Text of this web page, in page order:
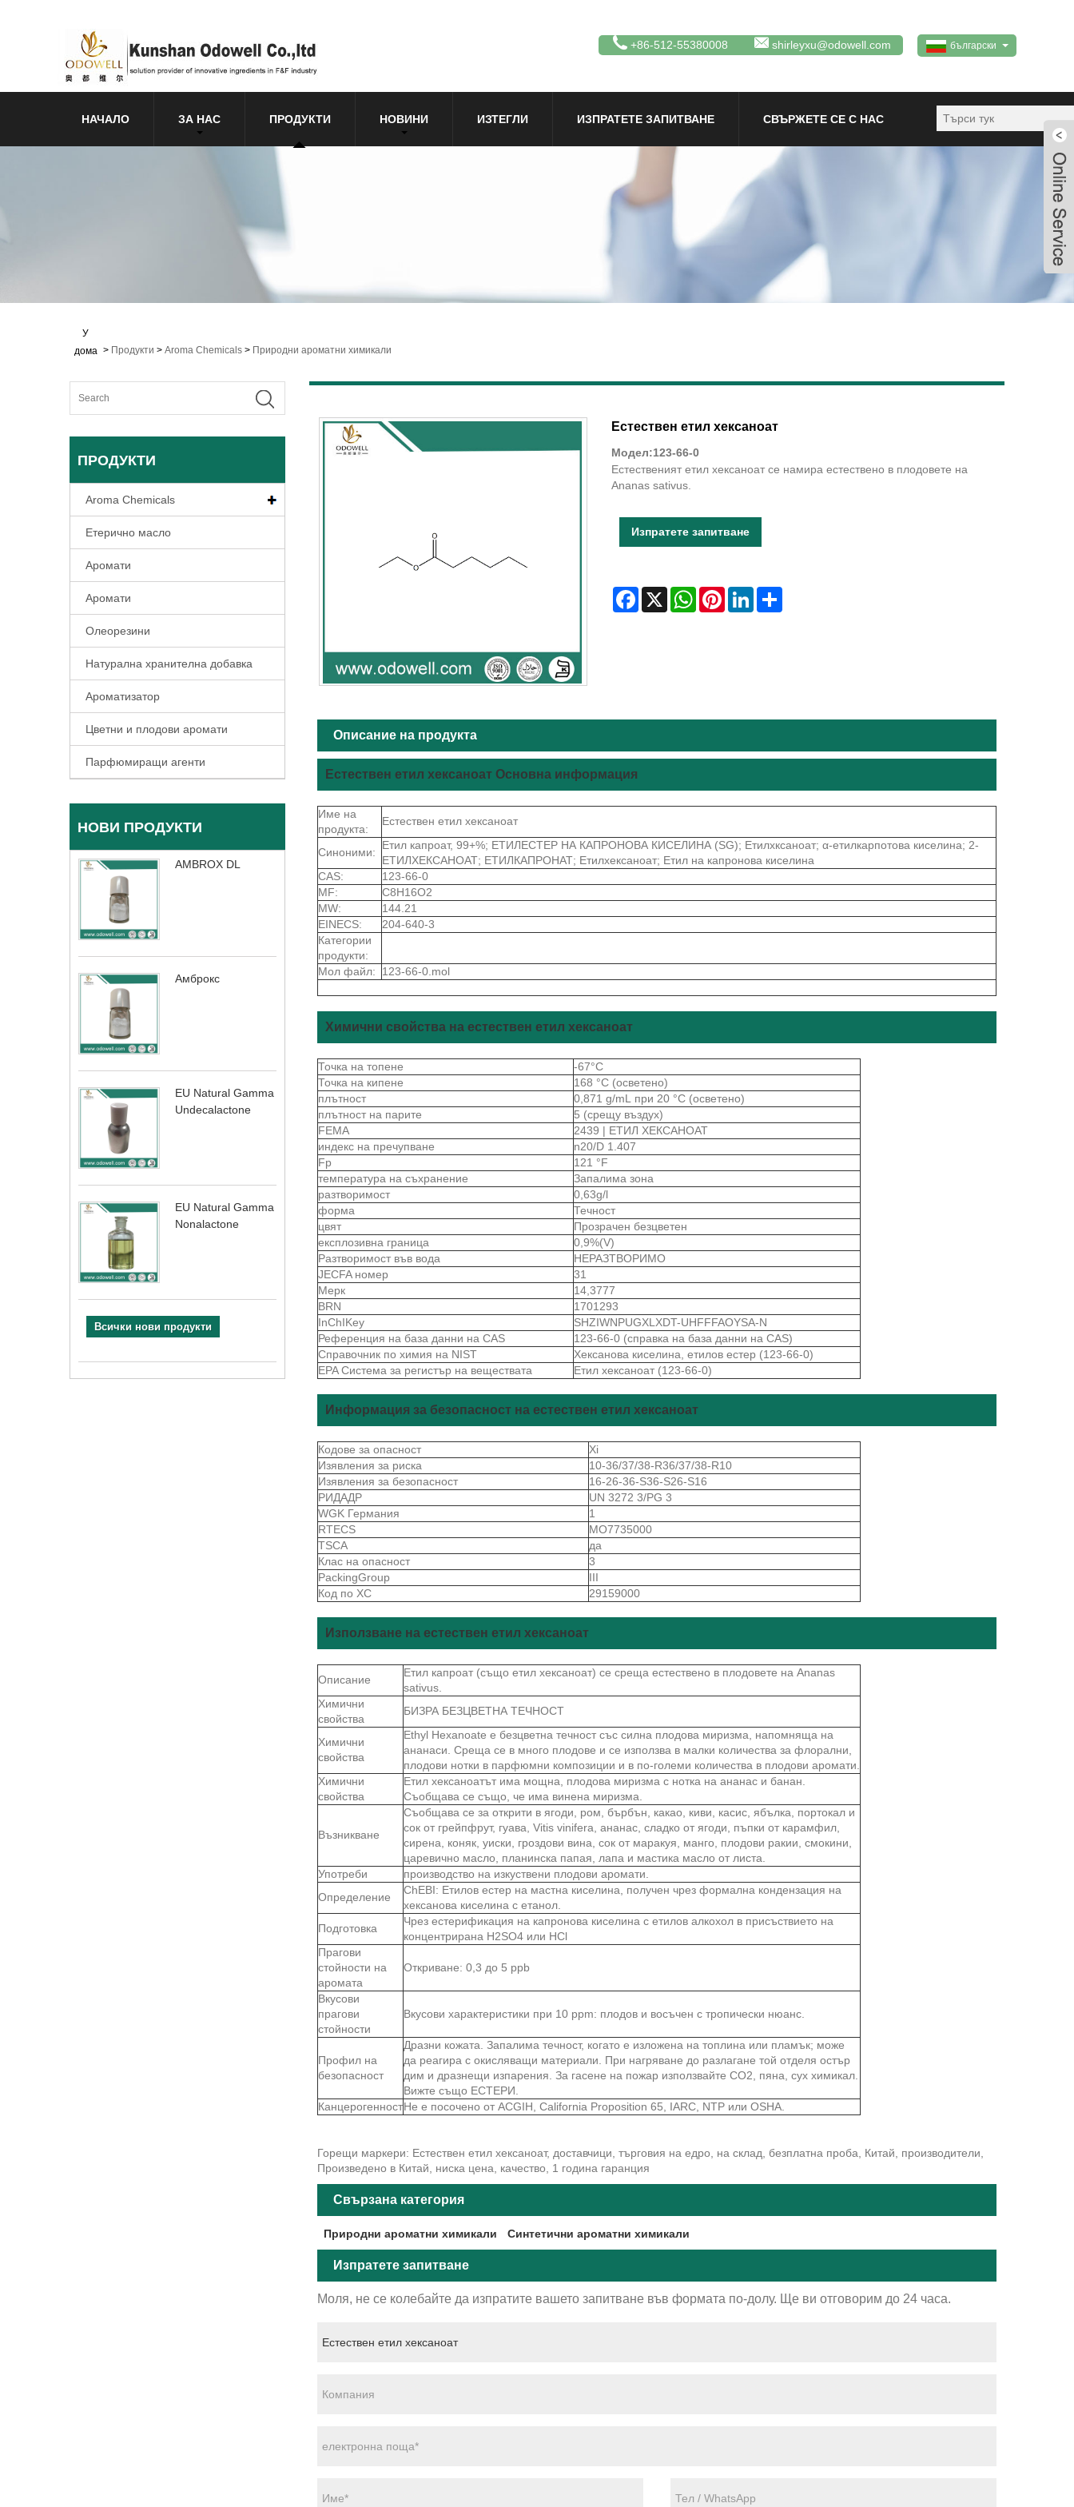
български
+86-512-55380008 shirleyxu@odowell.com
НАЧАЛО ЗА НАС ПРОДУКТИ НОВИНИ ИЗТЕГЛИ ИЗПРАТЕТЕ ЗАПИТВАНЕ СВЪРЖЕТЕ СЕ С НАС
У
дома > Продукти > Aroma Chemicals > Природни ароматни химикали
ПРОДУКТИ
Aroma Chemicals
Етерично масло
Аромати
Аромати
Олеорезини
Натурална хранителна добавка
Ароматизатор
Цветни и плодови аромати
Парфюмиращи агенти
НОВИ ПРОДУКТИ
AMBROX DL
Амброкс
EU Natural Gamma
Undecalactone
EU Natural Gamma
Nonalactone
Всички нови продукти
Естествен етил хексаноат
Модел:123-66-0
Естественият етил хексаноат се намира естествено в плодовете на
Ananas sativus.
Изпратете запитване
Facebook
X WhatsAppPinterestLinkedInShare
Описание на продукта
Естествен етил хексаноат Основна информация
Име на
продукта:
Естествен етил хексаноат
Синоними:
Етил капроат, 99+%; ЕТИЛЕСТЕР НА КАПРОНОВА КИСЕЛИНА (SG); Етилхксаноат; α-етилкарпотова киселина; 2-
ЕТИЛХЕКСАНОАТ; ЕТИЛКАПРОНАТ; Етилхексаноат; Етил на капронова киселина
CAS:
123-66-0
MF:
C8H16O2
MW:
144.21
EINECS:
204-640-3
Категории
продукти:
Мол файл:
123-66-0.mol
Химични свойства на естествен етил хексаноат
Точка на топене
-67°C
Точка на кипене
168 °C (осветено)
плътност
0,871 g/mL при 20 °C (осветено)
плътност на парите
5 (срещу въздух)
FEMA
2439 | ЕТИЛ ХЕКСАНОАТ
индекс на пречупване
n20/D 1.407
Fp
121 °F
температура на съхранение
Запалима зона
разтворимост
0,63g/l
форма
Течност
цвят
Прозрачен безцветен
експлозивна граница
0,9%(V)
Разтворимост във вода
НЕРАЗТВОРИМО
JECFA номер
31
Мерк
14,3777
BRN
1701293
InChIKey
SHZIWNPUGXLXDT-UHFFFAOYSA-N
Референция на база данни на CAS
123-66-0 (справка на база данни на CAS)
Справочник по химия на NIST
Хексанова киселина, етилов естер (123-66-0)
EPA Система за регистър на веществата
Етил хексаноат (123-66-0)
Информация за безопасност на естествен етил хексаноат
Кодове за опасност
Xi
Изявления за риска
10-36/37/38-R36/37/38-R10
Изявления за безопасност
16-26-36-S36-S26-S16
РИДАДР
UN 3272 3/PG 3
WGK Германия
1
RTECS
MO7735000
TSCA
да
Клас на опасност
3
PackingGroup
III
Код по ХС
29159000
Използване на естествен етил хексаноат
Описание
Етил капроат (също етил хексаноат) се среща естествено в плодовете на Ananas
sativus.
Химични
свойства
БИЗРА БЕЗЦВЕТНА ТЕЧНОСТ
Химични
свойства
Ethyl Hexanoate е безцветна течност със силна плодова миризма, напомняща на
ананаси. Среща се в много плодове и се използва в малки количества за флорални,
плодови нотки в парфюмни композиции и в по-големи количества в плодови аромати.
Химични
свойства
Етил хексаноатът има мощна, плодова миризма с нотка на ананас и банан.
Съобщава се също, че има винена миризма.
Възникване
Съобщава се за открити в ягоди, ром, бърбън, какао, киви, касис, ябълка, портокал и
сок от грейпфрут, гуава, Vitis vinifera, ананас, сладко от ягоди, пъпки от карамфил,
сирена, коняк, уиски, гроздови вина, сок от маракуя, манго, плодови ракии, смокини,
царевично масло, планинска папая, лапа и мастика масло от листа.
Употреби
производство на изкуствени плодови аромати.
Определение
ChEBI: Етилов естер на мастна киселина, получен чрез формална кондензация на
хексанова киселина с етанол.
Подготовка
Чрез естерификация на капронова киселина с етилов алкохол в присъствието на
концентрирана H2SO4 или HCl
Прагови
стойности на
аромата
Откриване: 0,3 до 5 ppb
Вкусови
прагови
стойности
Вкусови характеристики при 10 ppm: плодов и восъчен с тропически нюанс.
Профил на
безопасност
Дразни кожата. Запалима течност, когато е изложена на топлина или пламък; може
да реагира с окисляващи материали. При нагряване до разлагане той отделя остър
дим и дразнещи изпарения. За гасене на пожар използвайте CO2, пяна, сух химикал.
Вижте също ЕСТЕРИ.
КанцерогенностНе е посочено от ACGIH, California Proposition 65, IARC, NTP или OSHA.
Горещи маркери: Естествен етил хексаноат, доставчици, търговия на едро, на склад, безплатна проба, Китай, производители,
Произведено в Китай, ниска цена, качество, 1 година гаранция
Свързана категория
Природни ароматни химикали Синтетични ароматни химикали
Изпратете запитване
Моля, не се колебайте да изпратите вашето запитване във формата по-долу. Ще ви отговорим до 24 часа.